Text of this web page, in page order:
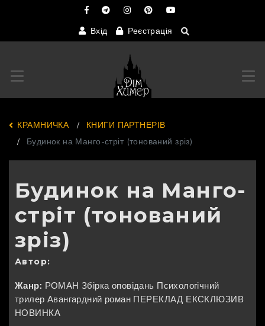
Вхід Реєстрація
Переключити навігацію
КРАМНИЧКА
КНИГИ ПАРТНЕРІВ
Будинок на Манго-стріт (тонований зріз)
Будинок на Манго-
стріт (тонований
зріз)
Автор:
Жанр: РОМАН Збірка оповідань Психологічний
трилер Авангардний роман ПЕРЕКЛАД ЕКСКЛЮЗИВ
НОВИНКА